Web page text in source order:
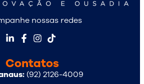
nossas redes
Contatos
(92) 2126-4009